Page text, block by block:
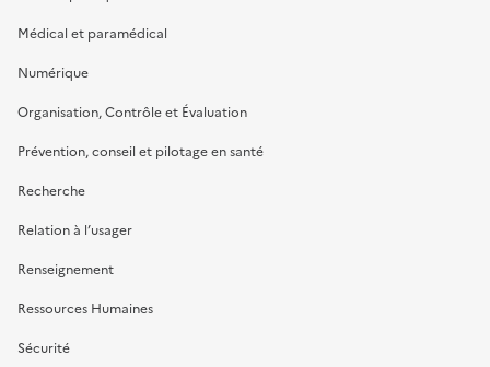
Médical et paramédical
Numérique
Organisation, Contrôle et Évaluation
Prévention, conseil et pilotage en santé
Recherche
Relation à l’usager
Renseignement
Ressources Humaines
Sécurité